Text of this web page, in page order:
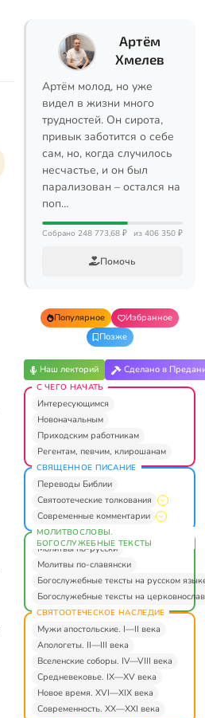
Артём
Хмелев
Артём молод, но уже
видел в жизни много
трудностей. Он сирота,
привык заботится о себе
сам, но, когда случилось
несчастье, и он был
парализован – остался на
поп…
Собрано 248 773,68 ₽ из 406 350 ₽
Помочь
Популярное
Избранное
Позже
Наш лекторий Сделано в
С ЧЕГО НАЧАТЬ
Интересующимся
Новоначальным
Приходским работникам
Регентам, певчим, клирошанам
СВЯЩЕННОЕ ПИСАНИЕ
Переводы Библии
Святоотеческие толкования
Современные комментарии
МОЛИТВОСЛОВЫ.
БОГОСЛУЖЕБНЫЕ ТЕКСТЫ
Молитвы по-русски
Молитвы по-славянски
Богослужебные тексты на русском
Богослужебные тексты на
СВЯТООТЕЧЕСКОЕ НАСЛЕДИЕ
Мужи апостольские. I—II века
Апологеты. II—III века
Вселенские соборы. IV—VIII века
Средневековье. IX—XV века
Новое время. XVI—XIX века
Современность. XX—XXI века